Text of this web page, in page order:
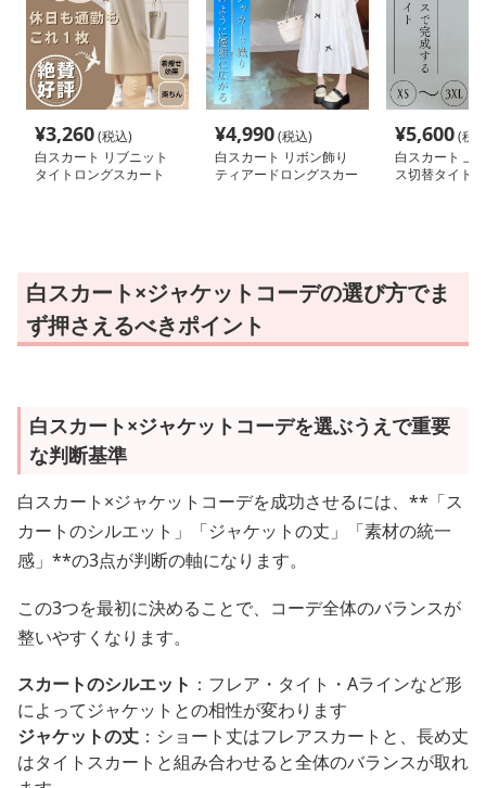
¥3,260(税込)
白スカート リブニット
タイトロングスカート
¥4,990(税込)
白スカート リボン飾り
ティアードロングスカー
¥5,600(税
白スカート 上
ス切替タイト
白スカート×ジャケットコーデの選び方でま
ず押さえるべきポイント
白スカート×ジャケットコーデを選ぶうえで重要
な判断基準
白スカート×ジャケットコーデを成功させるには、**「ス
カートのシルエット」「ジャケットの丈」「素材の統一
感」**の3点が判断の軸になります。
この3つを最初に決めることで、コーデ全体のバランスが
整いやすくなります。
スカートのシルエット ：フレア・タイト・Aラインなど形
によってジャケットとの相性が変わります
ジャケットの丈 ：ショート丈はフレアスカートと、長め丈
はタイトスカートと組み合わせると全体のバランスが取れ